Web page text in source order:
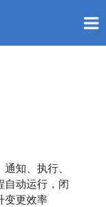
知、执行、
自动运行，闭
变更效率